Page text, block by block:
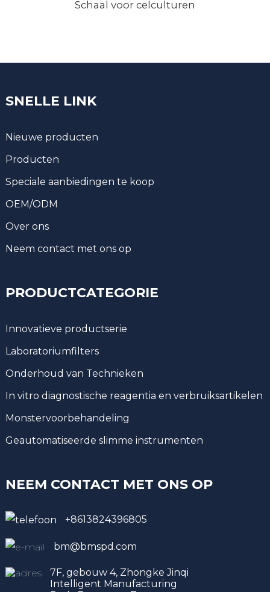
Schaal voor celculturen
SNELLE LINK
Nieuwe producten
Producten
Speciale aanbiedingen te koop
OEM/ODM
Over ons
Neem contact met ons op
PRODUCTCATEGORIE
Innovatieve productserie
Laboratoriumfilters
Onderhoud van Technieken
In vitro diagnostische reagentia en verbruiksartikelen
Monstervoorbehandeling
Geautomatiseerde slimme instrumenten
NEEM CONTACT MET ONS OP
+8613824396805
bm@bmspd.com
7F, gebouw 4, Zhongke Jinqi
Intelligent Manufacturing